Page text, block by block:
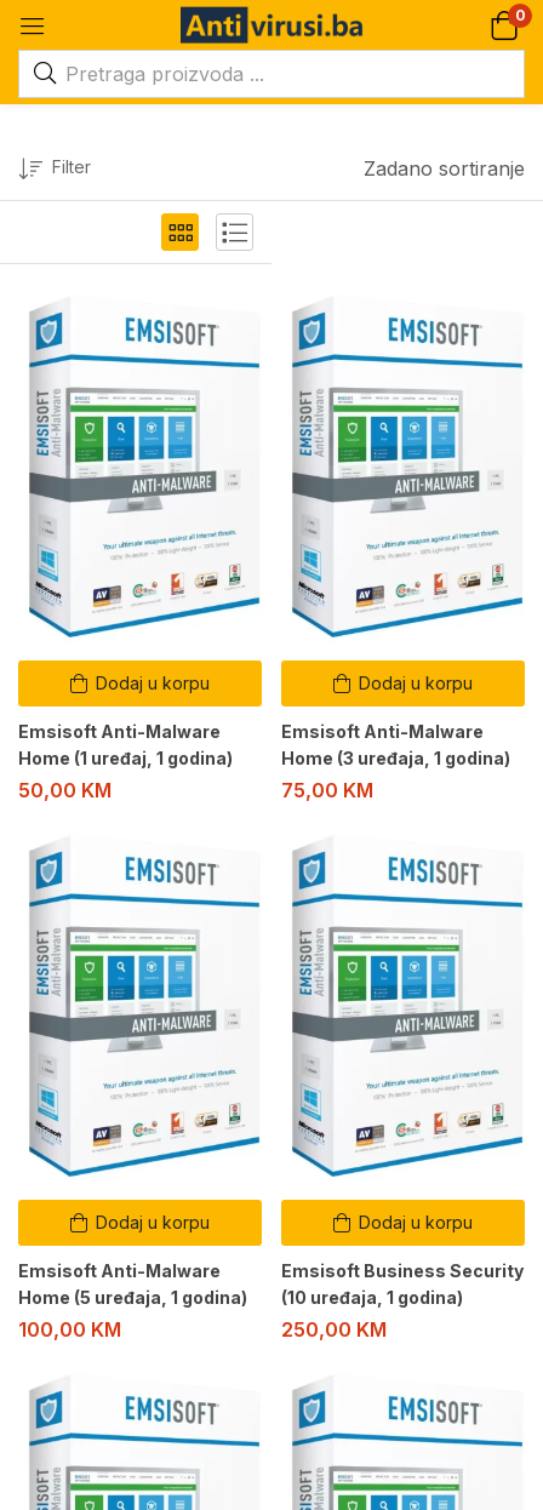
0
Filter Zadano sortiranje
Dodaj u korpu
Emsisoft Anti-Malware
Home (1 uređaj, 1 godina)
50,00 KM
Dodaj u korpu
Emsisoft Anti-Malware
Home (3 uređaja, 1 godina)
75,00 KM
Dodaj u korpu
Emsisoft Anti-Malware
Home (5 uređaja, 1 godina)
100,00 KM
Dodaj u korpu
Emsisoft Business Security
(10 uređaja, 1 godina)
250,00 KM